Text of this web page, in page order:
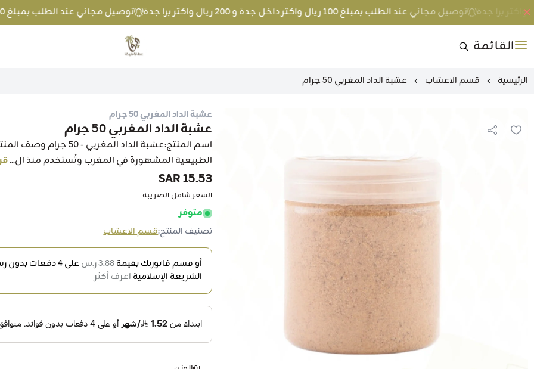
توصيل مجاني عند الطلب بمبلغ 100 ريال واكثر داخل جدة و 200 ريال واكثر برا جدة توصيل مجاني عند الطلب بمبلغ 100 ريال واكثر داخل جدة و 200 ريال واكثر برا جدة
القائمة متجر عطارة فيفا
الرئيسية قسم الاعشاب عشبة الداد المغربي 50 جرام
عشبة الداد المغربي 50 جرام
عشبة الداد المغربي 50 جرام
اسم المنتج:عشبة الداد
الطبيعية المشهورة في المغرب وتُستخدم منذ ال...
15.53 SAR
السعر شامل الضريبة
متوفر
تصنيف المنتج:قسم الاعشاب
أو قسم فاتورتك بقيمة3.88 ر.س على4دفعات بدون
الشريعة الإسلاميةاعرف أكثر